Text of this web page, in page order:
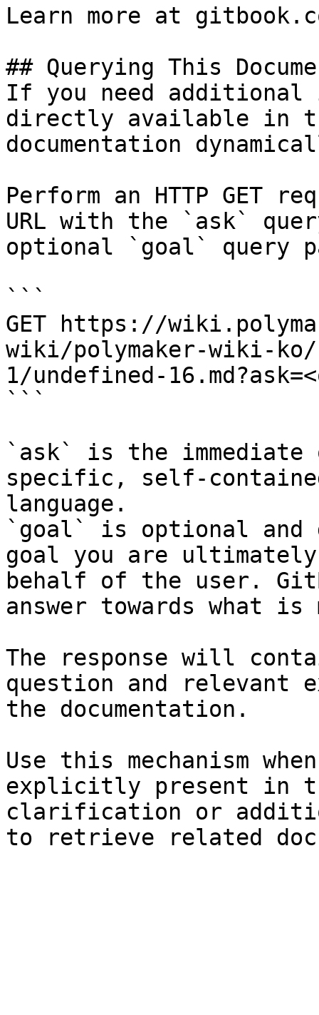
Learn more at
## Querying This
If you need
directly available in
documentation
Perform an HTTP GET
URL with the `ask`
optional `goal` query
```
GET https://
wiki/polymaker-wiki-
1/undefined-
```
`ask` is the
specific, self-
language.
`goal` is optional and
goal you are
behalf of the user.
answer towards what
The response will
question and relevant
the documentation.
Use this mechanism
explicitly present in
clarification or